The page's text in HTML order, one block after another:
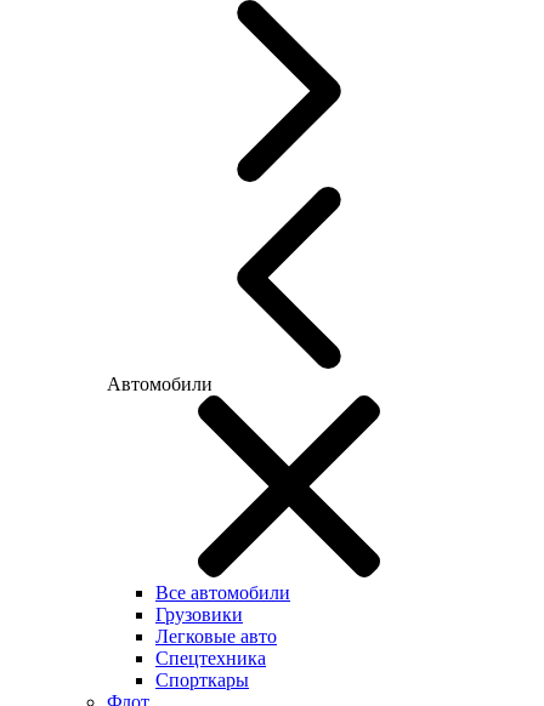
Автомобили
Все автомобили
Грузовики
Легковые авто
Спецтехника
Спорткары
Флот